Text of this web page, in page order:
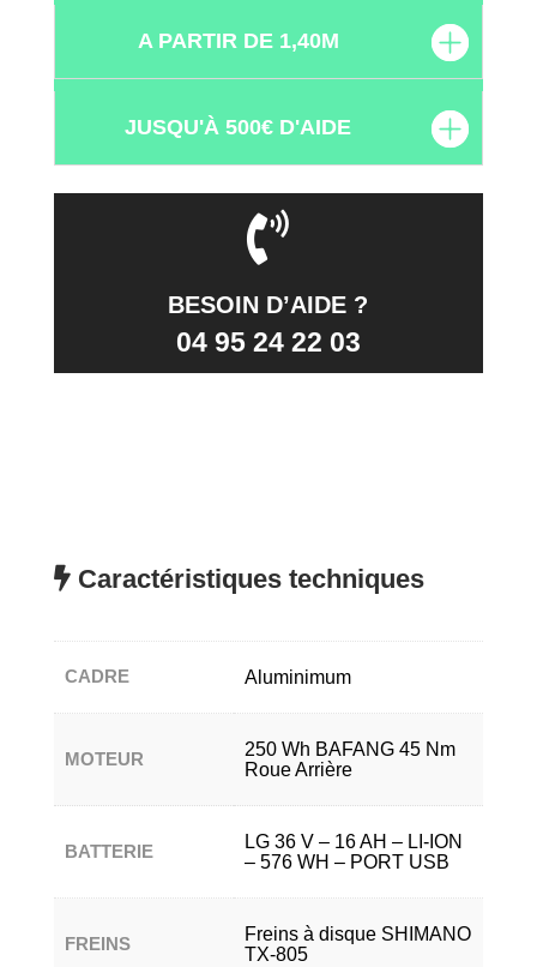
A PARTIR DE 1,40M
JUSQU'À 500€ D'AIDE
BESOIN D’AIDE ?
04 95 24 22 03
Caractéristiques techniques
CADRE Aluminimum
MOTEUR
250 Wh BAFANG 45 Nm
Roue Arrière
BATTERIE
LG 36 V – 16 AH – LI-ION
– 576 WH – PORT USB
FREINS
Freins à disque SHIMANO
TX-805